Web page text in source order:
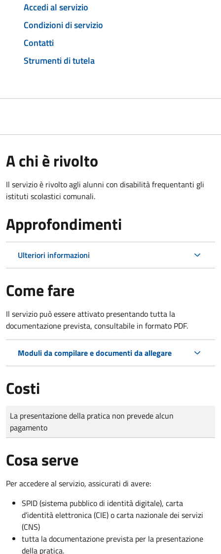
Accedi al servizio
Condizioni di servizio
Contatti
Strumenti di tutela
A chi è rivolto
Il servizio è rivolto agli alunni con disabilità frequentanti gli
istituti scolastici comunali.
Approfondimenti
Ulteriori informazioni
Come fare
Il servizio può essere attivato presentando tutta la
documentazione prevista, consultabile in formato PDF.
Moduli da compilare e documenti da allegare
Costi
Tipo di pagamento
Importo
La presentazione della pratica non prevede alcun
pagamento
Cosa serve
Per accedere al servizio, assicurati di avere:
SPID (sistema pubblico di identità digitale), carta
d’identità elettronica (CIE) o carta nazionale dei servizi
(CNS)
tutta la documentazione prevista per la presentazione
della pratica.